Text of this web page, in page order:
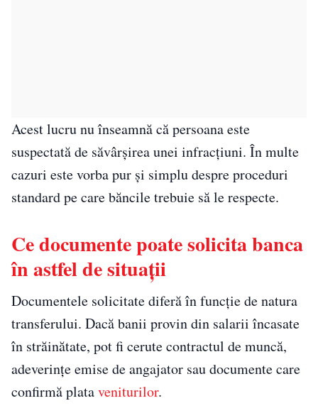
Acest lucru nu înseamnă că persoana este
suspectată de săvârșirea unei infracțiuni. În multe
cazuri este vorba pur și simplu despre proceduri
standard pe care băncile trebuie să le respecte.
Ce documente poate solicita banca
în astfel de situații
Documentele solicitate diferă în funcție de natura
transferului. Dacă banii provin din salarii încasate
în străinătate, pot fi cerute contractul de muncă,
adeverințe emise de angajator sau documente care
confirmă plataveniturilor.